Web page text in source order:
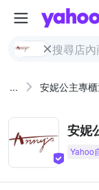
... 安妮公主專
安妮